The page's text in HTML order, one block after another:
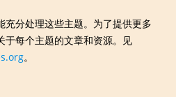
充分处理这些主题。为了提供更多
于每个主题的文章和资源。见
。